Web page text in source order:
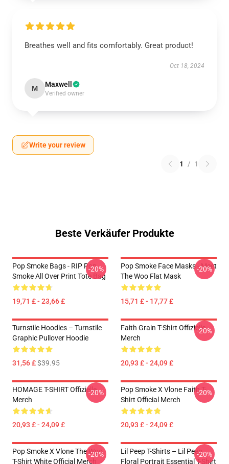
Breathes well and fits comfortably. Great product!
Oct 18, 2024
M Maxwell
Verified owner
Write your review
1 / 1
Beste Verkäufer Produkte
Pop Smoke Bags - RIP Pop
Smoke All Over Print Tote Bag
19,71 £ - 23,66 £
-20%
Pop Smoke Face Masks - Meet
The Woo Flat Mask
15,71 £ - 17,77 £
-20%
Turnstile Hoodies – Turnstile
Graphic Pullover Hoodie
31,56 £$39.95
Faith Grain T-Shirt Offizielle
Merch
20,93 £ - 24,09 £
-20%
HOMAGE T-SHIRT Offizielle
Merch
20,93 £ - 24,09 £
-20%
Pop Smoke X Vlone Faith T-
Shirt Official Merch
20,93 £ - 24,09 £
-20%
Pop Smoke X Vlone The Woo
T-Shirt White Official Merch
-20%
Lil Peep T-Shirts – Lil Peep
Floral Portrait Essential T-Shirt
-20%